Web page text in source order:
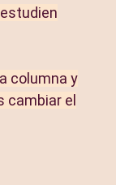
columna y
cambiar el